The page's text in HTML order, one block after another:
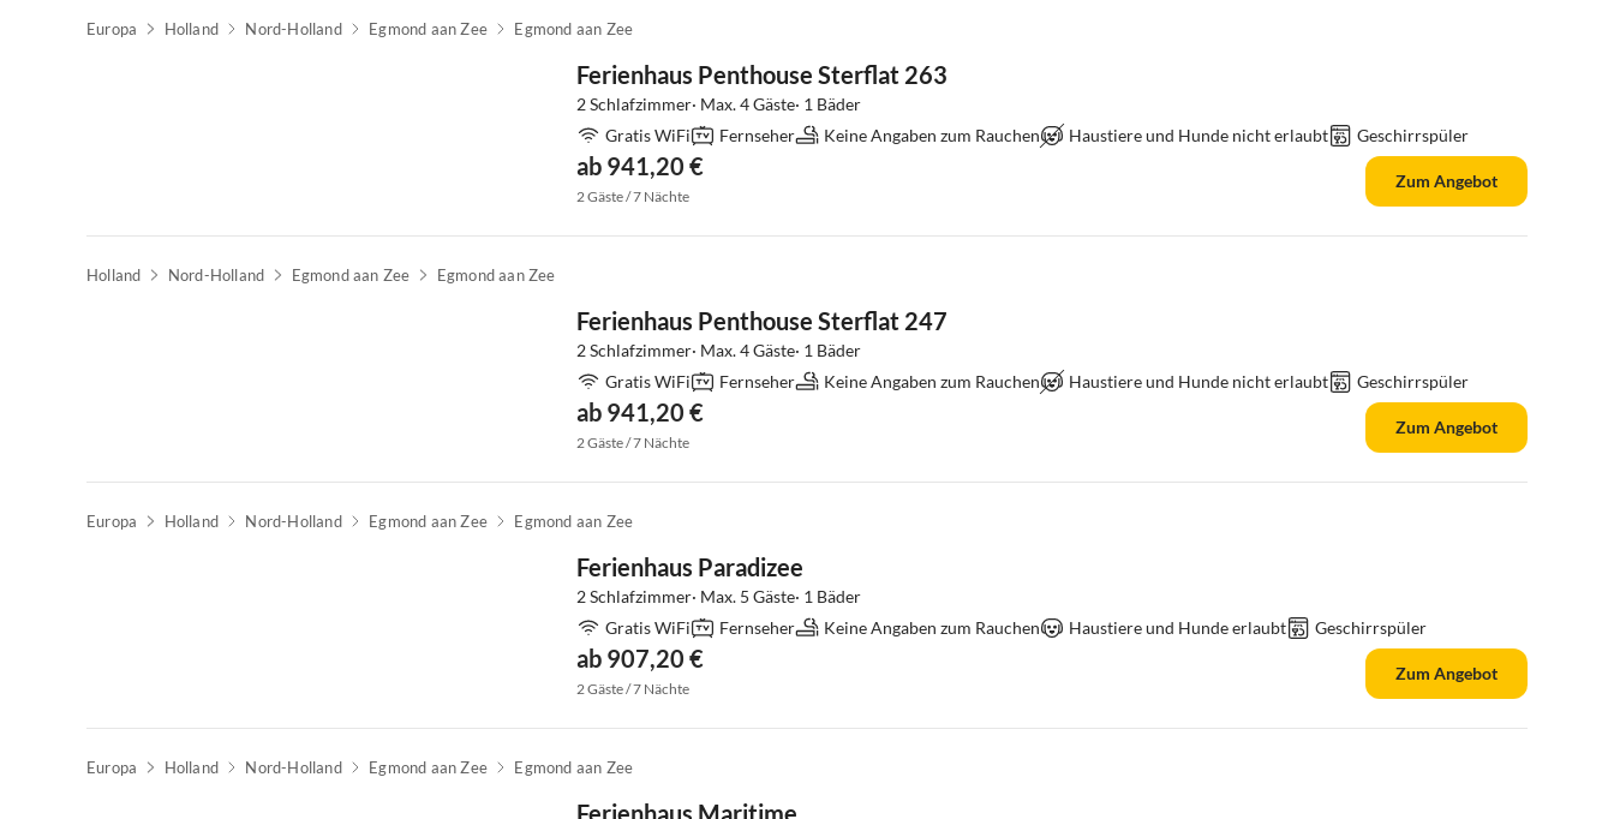
Europa Holland Nord-Holland Egmond aan Zee Egmond aan Zee
Ferienhaus Penthouse Sterflat 263
2 Schlafzimmer· Max. 4 Gäste· 1 Bäder
Gratis WiFi
Fernseher Keine Angaben zum Rauchen Haustiere und Hunde nicht erlaubt Geschirrspüler
ab 941,20 €
2 Gäste / 7 Nächte
Zum Angebot
Holland Nord-Holland Egmond aan Zee Egmond aan Zee
Ferienhaus Penthouse Sterflat 247
2 Schlafzimmer· Max. 4 Gäste· 1 Bäder
Gratis WiFi
Fernseher Keine Angaben zum Rauchen Haustiere und Hunde nicht erlaubt Geschirrspüler
ab 941,20 €
2 Gäste / 7 Nächte
Zum Angebot
Europa Holland Nord-Holland Egmond aan Zee Egmond aan Zee
Ferienhaus Paradizee
2 Schlafzimmer· Max. 5 Gäste· 1 Bäder
Gratis WiFi
Fernseher Keine Angaben zum Rauchen Haustiere und Hunde erlaubt Geschirrspüler
ab 907,20 €
2 Gäste / 7 Nächte
Zum Angebot
Europa Holland Nord-Holland Egmond aan Zee Egmond aan Zee
Ferienhaus Maritime